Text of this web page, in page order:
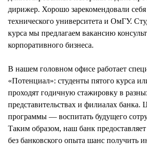
дирижер. Хорошо зарекомендовали
технического университета и ОмГУ.
курса мы предлагаем вакансию
корпоративного бизнеса.
В нашем головном офисе работает
«Потенциал»: студенты пятого курса
проходят годичную стажировку в
представительствах и филиалах банка.
программы — воспитать будущего
Таким образом, наш банк
без банковского опыта шанс получить